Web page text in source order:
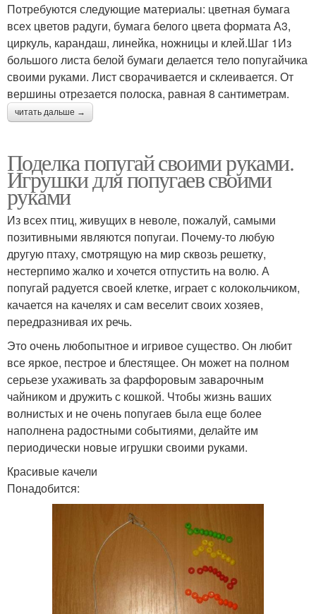
Потребуются следующие материалы: цветная бумага
всех цветов радуги, бумага белого цвета формата А3,
циркуль, карандаш, линейка, ножницы и клей.Шаг 1Из
большого листа белой бумаги делается тело попугайчика
своими руками. Лист сворачивается и склеивается. От
вершины отрезается полоска, равная 8 сантиметрам.
читать дальше →
Поделка попугай своими руками.
Игрушки для попугаев своими
руками
Из всех птиц, живущих в неволе, пожалуй, самыми
позитивными являются попугаи. Почему-то любую
другую птаху, смотрящую на мир сквозь решетку,
нестерпимо жалко и хочется отпустить на волю. А
попугай радуется своей клетке, играет с колокольчиком,
качается на качелях и сам веселит своих хозяев,
передразнивая их речь.
Это очень любопытное и игривое существо. Он любит
все яркое, пестрое и блестящее. Он может на полном
серьезе ухаживать за фарфоровым заварочным
чайником и дружить с кошкой. Чтобы жизнь ваших
волнистых и не очень попугаев была еще более
наполнена радостными событиями, делайте им
периодически новые игрушки своими руками.
Красивые качели
Понадобится: